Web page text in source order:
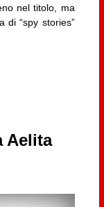
nel titolo, ma
di “spy stories”
Aelita